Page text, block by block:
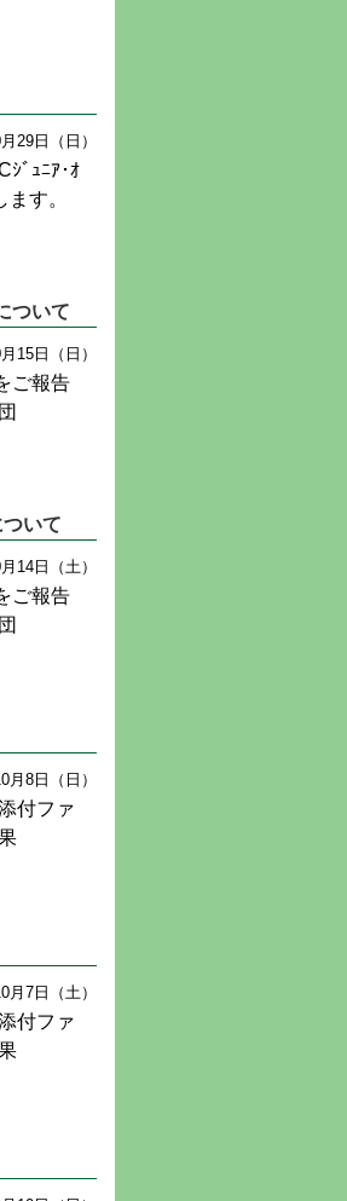
29日（日）
ｼﾞｭﾆｱ･ｵ
す。
ついて
15日（日）
ご報告
いて
14日（土）
ご報告
月8日（日）
付ファ
月7日（土）
付ファ